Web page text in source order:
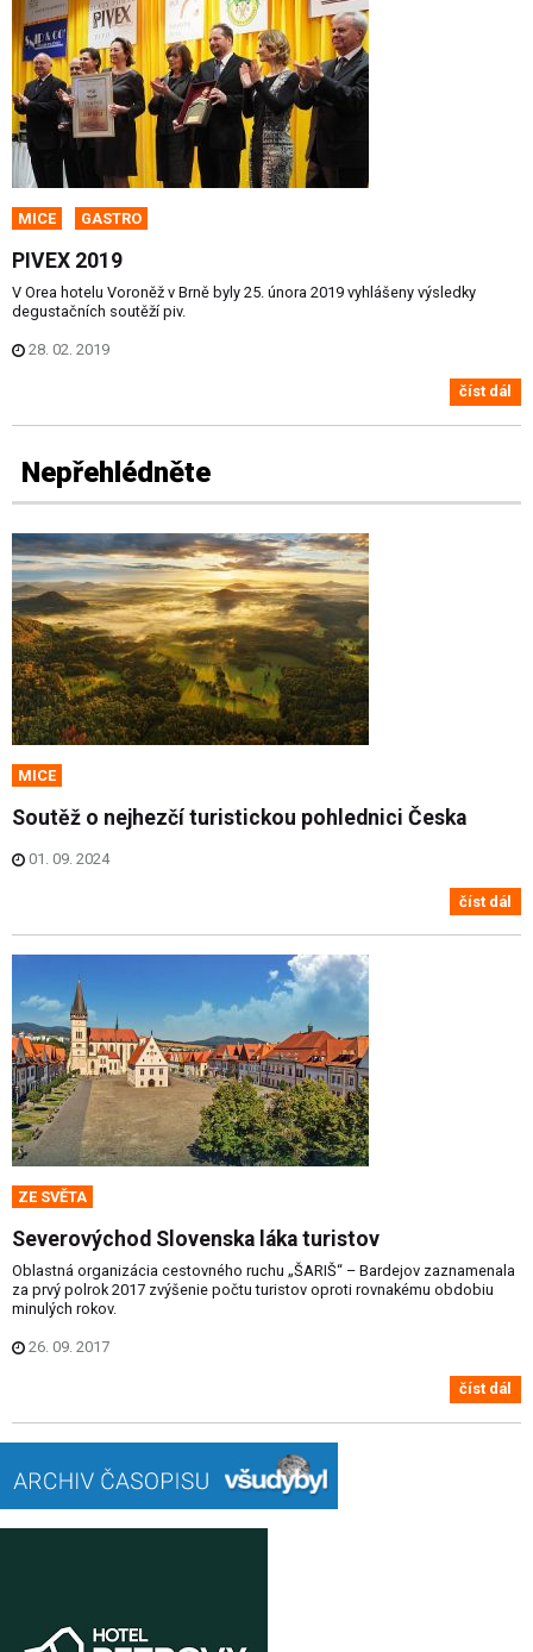
MICE GASTRO
PIVEX 2019
V Orea hotelu Voroněž v Brně byly 25. února 2019 vyhlášeny výsledky
degustačních soutěží piv.
28. 02. 2019
číst dál
Nepřehlédněte
MICE
Soutěž o nejhezčí turistickou pohlednici Česka
01. 09. 2024
číst dál
ZE SVĚTA
Severovýchod Slovenska láka turistov
Oblastná organizácia cestovného ruchu „ŠARIŠ“ – Bardejov zaznamenala
za prvý polrok 2017 zvýšenie počtu turistov oproti rovnakému obdobiu
minulých rokov.
26. 09. 2017
číst dál